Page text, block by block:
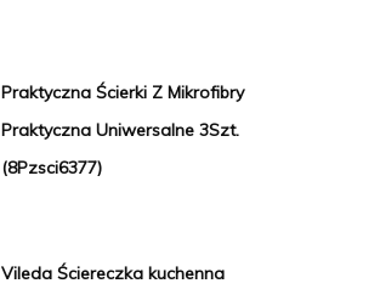
Praktyczna Ścierki Z Mikrofibry
Praktyczna Uniwersalne 3Szt.
(8Pzsci6377)
Vileda Ściereczka kuchenna